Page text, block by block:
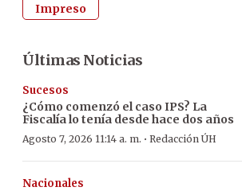
Impreso
Últimas Noticias
Sucesos
¿Cómo comenzó el caso IPS? La
Fiscalía lo tenía desde hace dos años
Agosto 7, 2026 11:14 a. m. · Redacción ÚH
Nacionales